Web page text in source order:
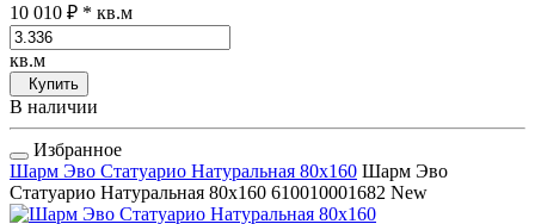
10 010 ₽ * кв.м
кв.м
Купить
В наличии
Избранное
Шарм Эво Статуарио Натуральная 80x160 Шарм Эво
Статуарио Натуральная 80x160 610010001682 New